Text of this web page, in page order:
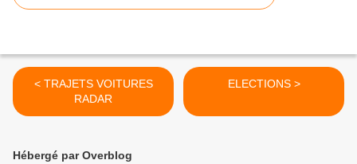
< TRAJETS VOITURES
RADAR
ELECTIONS >
Hébergé par Overblog